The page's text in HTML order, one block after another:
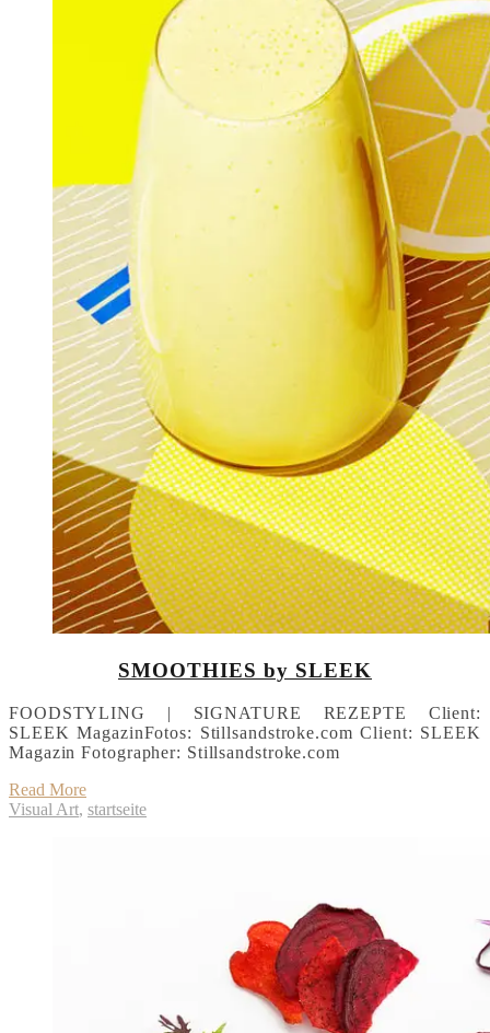
SMOOTHIES by SLEEK
FOODSTYLING | SIGNATURE REZEPTE Client:
SLEEK MagazinFotos: Stillsandstroke.com Client: SLEEK
Magazin Fotographer: Stillsandstroke.com
Read More
Visual Art, startseite